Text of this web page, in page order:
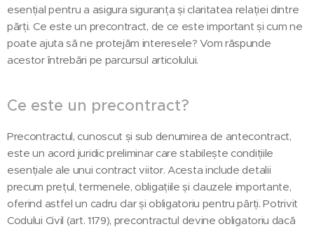
esențial pentru a asigura siguranța și claritatea relației dintre
părți. Ce este un precontract, de ce este important și cum ne
poate ajuta să ne protejăm interesele? Vom răspunde
acestor întrebări pe parcursul articolului.
Ce este un precontract?
Precontractul, cunoscut și sub denumirea de antecontract,
este un acord juridic preliminar care stabilește condițiile
esențiale ale unui contract viitor. Acesta include detalii
precum prețul, termenele, obligațiile și clauzele importante,
oferind astfel un cadru clar și obligatoriu pentru părți. Potrivit
Codului Civil (art. 1179), precontractul devine obligatoriu dacă